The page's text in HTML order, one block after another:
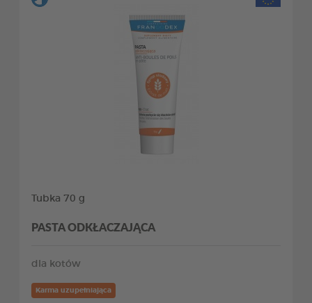
Tubka 70 g
PASTA ODKŁACZAJĄCA
dla kotów
Karma uzupełniająca